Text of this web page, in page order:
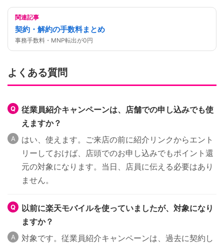
関連記事
契約・解約の手数料まとめ
事務手数料・MNP転出が0円
よくある質問
従業員紹介キャンペーンは、店舗での申し込みでも使
えますか？
はい、使えます。ご来店の前に紹介リンクからエント
リーしておけば、店頭でのお申し込みでもポイント還
元の対象になります。当日、店員に伝える必要はあり
ません。
以前に楽天モバイルを使っていましたが、対象になり
ますか？
対象です。従業員紹介キャンペーンは、過去に契約し